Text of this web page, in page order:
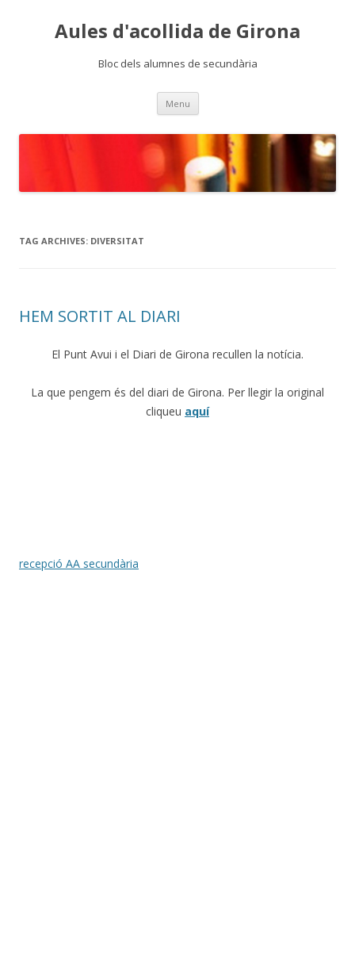
Aules d'acollida de Girona
Bloc dels alumnes de secundària
Menu Skip
content
TAG ARCHIVES: DIVERSITAT
HEM SORTIT AL DIARI
El Punt Avui i el Diari de Girona recullen la notícia.
La que pengem és del diari de Girona. Per llegir la original
cliqueu aquí
recepció AA secundària